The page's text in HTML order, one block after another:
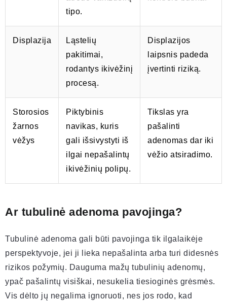
tipo.
Displazija
Ląstelių
pakitimai,
rodantys ikivėžinį
procesą.
Displazijos
laipsnis padeda
įvertinti riziką.
Storosios
žarnos
vėžys
Piktybinis
navikas, kuris
gali išsivystyti iš
ilgai nepašalintų
ikivėžinių polipų.
Tikslas yra
pašalinti
adenomas dar iki
vėžio atsiradimo.
Ar tubulinė adenoma pavojinga?
Tubulinė adenoma gali būti pavojinga tik ilgalaikėje
perspektyvoje, jei ji lieka nepašalinta arba turi didesnės
rizikos požymių. Dauguma mažų tubulinių adenomų,
ypač pašalintų visiškai, nesukelia tiesioginės grėsmės.
Vis dėlto jų negalima ignoruoti, nes jos rodo, kad